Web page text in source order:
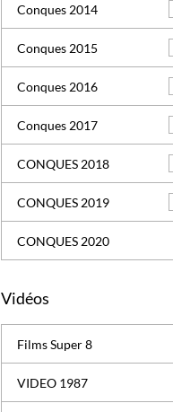
Conques 2014
Conques 2015
Conques 2016
Conques 2017
CONQUES 2018
CONQUES 2019
CONQUES 2020
Vidéos
Films Super 8
VIDEO 1987